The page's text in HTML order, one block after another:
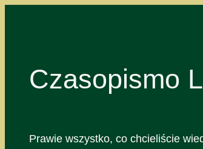
Czasopismo
Prawie wszystko, co chcieliście